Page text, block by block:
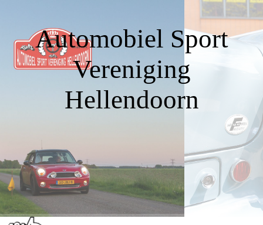
Automobiel Sport
Vereniging
Hellendoorn